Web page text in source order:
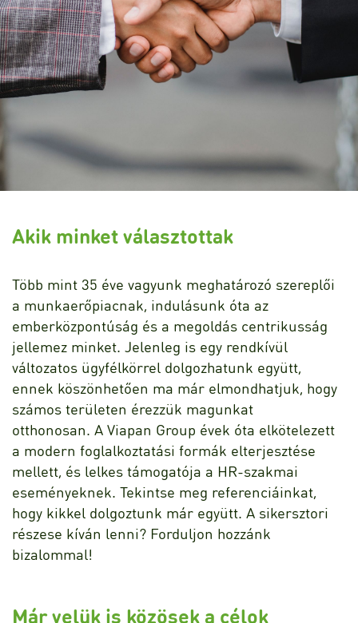
Akik minket választottak
Több mint 35 éve vagyunk meghatározó szereplői
a munkaerőpiacnak, indulásunk óta az
emberközpontúság és a megoldás centrikusság
jellemez minket. Jelenleg is egy rendkívül
változatos ügyfélkörrel dolgozhatunk együtt,
ennek köszönhetően ma már elmondhatjuk, hogy
számos területen érezzük magunkat
otthonosan. A Viapan Group évek óta elkötelezett
a modern foglalkoztatási formák elterjesztése
mellett, és lelkes támogatója a HR-szakmai
eseményeknek. Tekintse meg referenciáinkat,
hogy kikkel dolgoztunk már együtt. A sikersztori
részese kíván lenni? Forduljon hozzánk
bizalommal!
Már velük is közösek a célok